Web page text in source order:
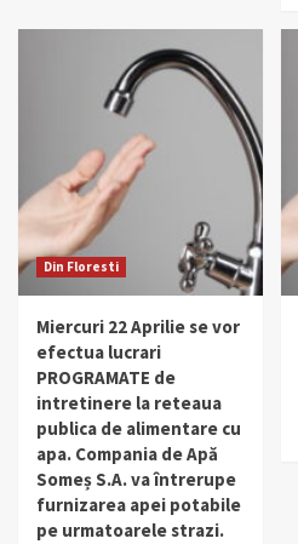
Din Floresti
Miercuri 22 Aprilie se vor
efectua lucrari
PROGRAMATE de
intretinere la reteaua
publica de alimentare cu
apa. Compania de Apă
Someș S.A. va întrerupe
furnizarea apei potabile
pe urmatoarele strazi.